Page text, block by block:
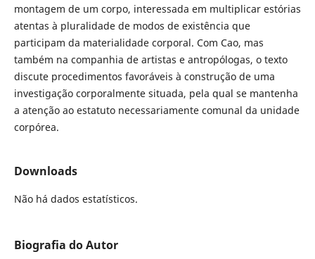
montagem de um corpo, interessada em multiplicar estórias
atentas à pluralidade de modos de existência que
participam da materialidade corporal. Com Cao, mas
também na companhia de artistas e antropólogas, o texto
discute procedimentos favoráveis à construção de uma
investigação corporalmente situada, pela qual se mantenha
a atenção ao estatuto necessariamente comunal da unidade
corpórea.
Downloads
Não há dados estatísticos.
Biografia do Autor